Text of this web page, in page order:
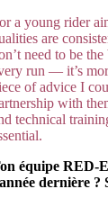
a young rider
are
need to be
run — it’s
of advice I
with
technical
équipe RED-
dernière ?